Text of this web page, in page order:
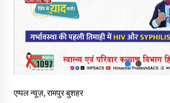
आपदा के दौरान मीडिया संचार एवं
06/08/2026
नेता प्रतिपक्ष जयराम के आरोप
एप्पल न्यूज़, रामपुर बुशहर